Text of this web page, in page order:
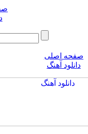
صفحه اصلی
دانلود آهنگ